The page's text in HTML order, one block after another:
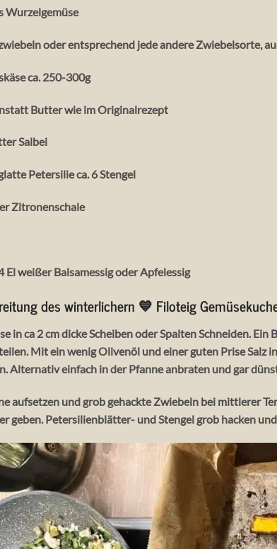
Wurzelgemüse
oder entsprechend jede andere Zwiebelsorte,
ca. 250-300g
Butter wie im Originalrezept
Salbei
Petersilie ca. 6 Stengel
Zitronenschale
El weißer Balsamessig oder Apfelessig
des winterlichern 💙 Filoteig
in ca 2 cm dicke Scheiben oder Spalten Schneiden.
Mit ein wenig Olivenöl und einer guten Prise Salz
Alternativ einfach in der Pfanne anbraten und gar
aufsetzen und grob gehackte Zwiebeln bei mittlerer
geben. Petersilienblätter- und Stengel grob hacken